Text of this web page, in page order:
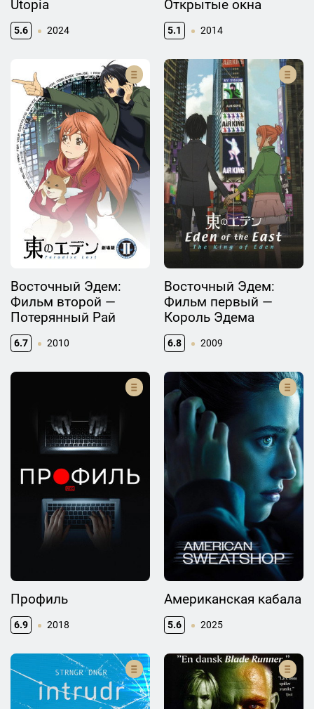
Utopia
5.6 2024
Открытые окна
5.1 2014
Восточный Эдем:
Фильм второй —
Потерянный Рай
6.7 2010
Восточный Эдем:
Фильм первый —
Король Эдема
6.8 2009
Профиль
6.9 2018
Американская кабала
5.6 2025